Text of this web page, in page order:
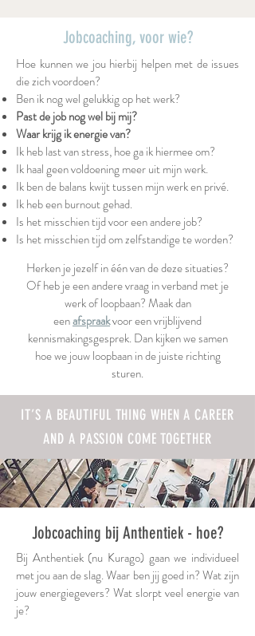
Jobcoaching, voor wie?
Hoe kunnen we jou hierbij helpen met de issues
die zich voordoen?
Ben ik nog wel gelukkig op het werk?
Past de job nog wel bij mij?
Waar krijg ik energie van?
Ik heb last van stress, hoe ga ik hiermee om?
Ik haal geen voldoening meer uit mijn werk.
Ik ben de balans kwijt tussen mijn werk en privé.
Ik heb een burnout gehad.
Is het misschien tijd voor een andere job?
Is het misschien tijd om zelfstandige te worden?
Herken je jezelf in één van de deze situaties?
Of heb je een andere vraag in verband met je
werk of loopbaan? Maak dan
eenafspraakvoor een vrijblijvend
kennismakingsgesprek. Dan kijken we samen
hoe we jouw loopbaan in de juiste richting
sturen.
IT’S A BEAUTIFUL THING WHEN A CAREER
AND A PASSION COME TOGETHER
Jobcoaching bij Anthentiek - hoe?
Bij Anthentiek (nu Kurago) gaan we individueel
met jou aan de slag. Waar ben jij goed in? Wat zijn
jouw energiegevers? Wat slorpt veel energie van
je?